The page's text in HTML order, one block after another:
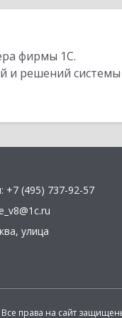
фирмы 1С.
и решений
+7 (495) 737-92-57
, улица
права на сайт